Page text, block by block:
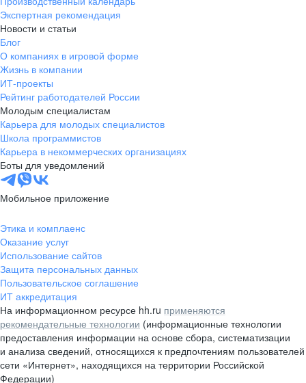
Экспертная рекомендация
Новости и статьи
Блог
О компаниях в игровой форме
Жизнь в компании
ИТ-проекты
Рейтинг работодателей России
Молодым специалистам
Карьера для молодых специалистов
Школа программистов
Карьера в некоммерческих организациях
Боты для уведомлений
Мобильное приложение
Этика и комплаенс
Оказание услуг
Использование сайтов
Защита персональных данных
Пользовательское соглашение
ИТ аккредитация
На информационном ресурсе hh.ru применяются
рекомендательные технологии (информационные технологии
предоставления информации на основе сбора, систематизации
и анализа сведений, относящихся к предпочтениям пользователей
сети «Интернет», находящихся на территории Российской
Федерации)